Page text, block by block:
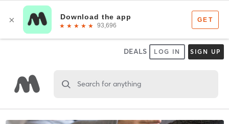
DEALS LOG IN SIGN UP
Search for anything